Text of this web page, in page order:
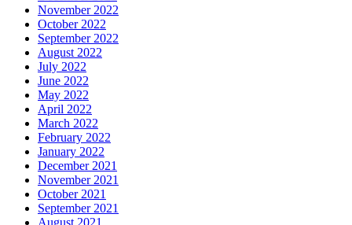
November 2022
October 2022
September 2022
August 2022
July 2022
June 2022
May 2022
April 2022
March 2022
February 2022
January 2022
December 2021
November 2021
October 2021
September 2021
August 2021